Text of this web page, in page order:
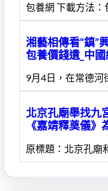
包養網 下載方法：
湘藝相傳看“鎮”
包養價錢遺_中
9月4日，在常德河
北京孔廟舉找九
《嘉靖釋奠儀》
原標題：北京孔廟